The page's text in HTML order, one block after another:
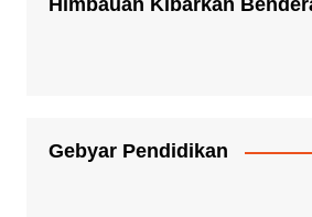
Himbauan Kibarkan
Gebyar Pendidikan